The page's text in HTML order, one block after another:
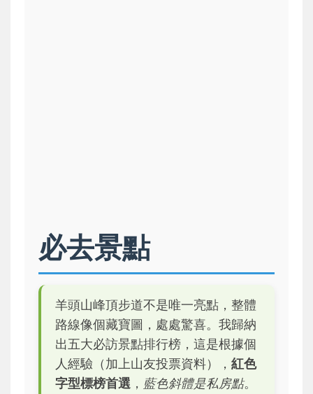
必去景點
羊頭山峰頂步道不是唯一亮點，整體
路線像個藏寶圖，處處驚喜。我歸納
出五大必訪景點排行榜，這是根據個
人經驗（加上山友投票資料）， 紅色
字型標榜首選 ， 藍色斜體是私房點。